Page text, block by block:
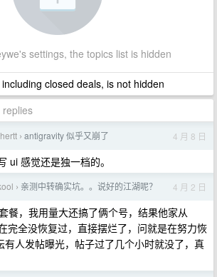
settings, the topics list is hidden
closed deals, is not hidden
› antigravity 似乎又崩了 4 月 8 日
ui 感觉还是独一档的。
› 亲测中转确实坑。。说好的江湖呢？ 4 月 2 日
餐，我用量大还搞了俩个号，结果他家从
完全没恢复过，直接摆烂了，问就是在努力恢
有人发帖曝光，帖子过了几个小时就没了，真